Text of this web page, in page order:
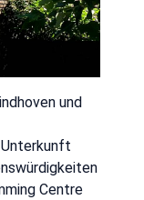
und
Centre